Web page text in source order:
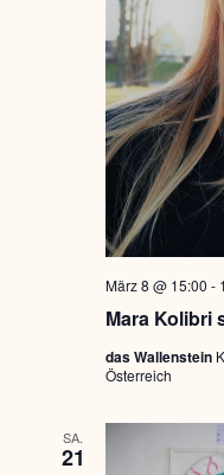
Mara Kolibri
März 8 @ 15:00 -
das Wallenstein
Österreich
SA.
21